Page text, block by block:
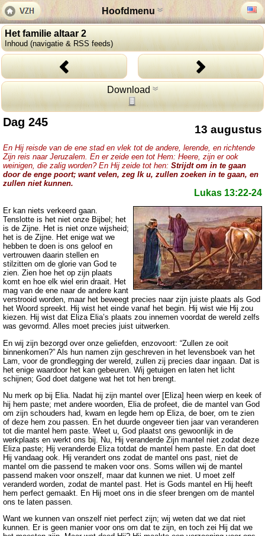
Hoofdmenu
Het familie altaar 2
Inhoud (navigatie & RSS feeds)
Download
13 augustus
Dag 245
En Hij reisde van de ene stad en vlek tot de andere, lerende, en richtende
Zijn reis naar Jeruzalem. En er zeide een tot Hem: Heere, zijn er ook
weinigen, die zalig worden? En Hij zeide tot hen: Strijdt om in te gaan
door de enge poort; want velen, zeg Ik u, zullen zoeken in te gaan, en
zullen niet kunnen.
Lukas 13:22-24
Er kan niets verkeerd gaan.
Tenslotte is het niet onze Bijbel; het
is de Zijne. Het is niet onze wijsheid;
het is de Zijne. Het enige wat we
hebben te doen is ons geloof en
vertrouwen daarin stellen en
stilzitten om de glorie van God te
zien. Zien hoe het op zijn plaats
komt en hoe elk wiel erin draait. Het
mag van de ene naar de andere kant
verstrooid worden, maar het beweegt precies naar zijn juiste plaats als God
het Woord spreekt. Hij wist het einde vanaf het begin. Hij wist wie Hij zou
kiezen. Hij wist dat Eliza Elia’s plaats zou innemen voordat de wereld zelfs
was gevormd. Alles moet precies juist uitwerken.
En wij zijn bezorgd over onze geliefden, enzovoort: “Zullen ze ooit
binnenkomen?” Als hun namen zijn geschreven in het levensboek van het
Lam, voor de grondlegging der wereld, zullen zij precies daar ingaan. Dat is
het enige waardoor het kan gebeuren. Wij getuigen en laten het licht
schijnen; God doet datgene wat het tot hen brengt.
Nu merk op bij Elia. Nadat hij zijn mantel over [Eliza] heen wierp en keek of
hij hem paste; met andere woorden, Elia de profeet, die de mantel van God
om zijn schouders had, kwam en legde hem op Eliza, de boer, om te zien
of deze hem zou passen. En het duurde ongeveer tien jaar van veranderen
tot die mantel hem paste. Weet u, God plaatst ons gewoonlijk in de
werkplaats en werkt ons bij. Nu, Hij veranderde Zijn mantel niet zodat deze
Eliza paste; Hij veranderde Eliza totdat de mantel hem paste. En dat doet
Hij vandaag ook. Hij verandert ons zodat de mantel ons past, niet de
mantel om die passend te maken voor ons. Soms willen wij de mantel
passend maken voor onszelf, maar dat kunnen we niet. U moet zelf
veranderd worden, zodat de mantel past. Het is Gods mantel en Hij heeft
hem perfect gemaakt. En Hij moet ons in die sfeer brengen om de mantel
ons te laten passen.
Want we kunnen van onszelf niet perfect zijn; wij weten dat we dat niet
kunnen. Er is geen manier voor ons om dat te zijn, en toch zei Hij dat we